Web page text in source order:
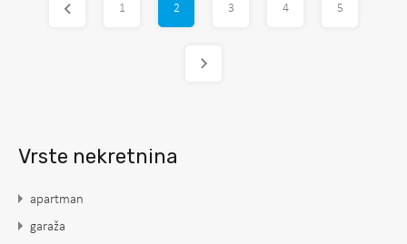
1 2 3 4 5
Vrste nekretnina
apartman
garaža